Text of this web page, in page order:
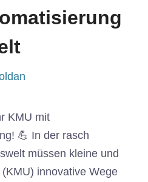
KMU mit
💪 In der rasch
müssen kleine und
innovative Wege